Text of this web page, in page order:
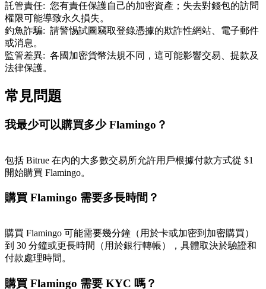
合夥人計劃
最高達65%佣金！
託管責任: 您有責任保護自己的加密資產；失去對錢包的訪問
權限可能導致永久損失。
釣魚詐騙: 請警惕試圖竊取登錄憑據的欺詐性網站、電子郵件
或消息。
監管差異: 各國加密貨幣法規不同，這可能影響交易、提款及
法律保護。
常見問題
我最少可以購買多少 Flamingo？
包括 Bitrue 在內的大多數交易所允許用戶根據付款方式從 $1
開始購買 Flamingo。
購買 Flamingo 需要多長時間？
購買 Flamingo 可能需要幾分鐘（用於卡或加密到加密購買）
到 30 分鐘或更長時間（用於銀行轉帳），具體取決於驗證和
付款處理時間。
購買 Flamingo 需要 KYC 嗎？